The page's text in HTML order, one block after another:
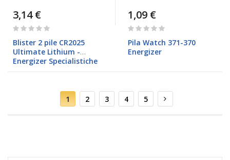
3,14 €
Rating:
Blister 2 pile CR2025
Ultimate Lithium -
Energizer Specialistiche
1,09 €
Rating:
Pila Watch 371-370
Energizer
Pagina
Attualmente
stai
leggendo
1 Pagina
2 Pagina
3 Pagina
4 Pagina
5 Pagina
Successivo